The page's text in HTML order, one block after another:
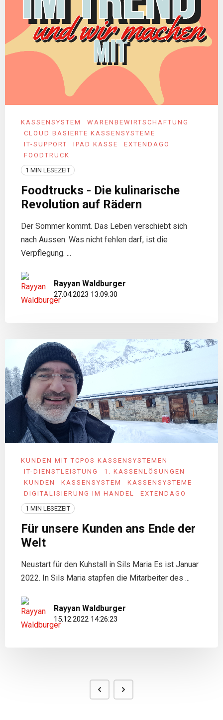
KASSENSYSTEM
WARENBEWIRTSCHAFTUNG
CLOUD BASIERTE KASSENSYSTEME
IT-SUPPORT
IPAD KASSE
EXTENDAGO
FOODTRUCK
1 MIN LESEZEIT
Foodtrucks - Die kulinarische
Revolution auf Rädern
Der Sommer kommt. Das Leben verschiebt sich
nach Aussen. Was nicht fehlen darf, ist die
Verpflegung. ...
Rayyan Waldburger
27.04.2023 13:09:30
KUNDEN MIT TCPOS KASSENSYSTEMEN
IT-DIENSTLEISTUNG
1. KASSENLÖSUNGEN
KUNDEN
KASSENSYSTEM
KASSENSYSTEME
DIGITALISIERUNG IM HANDEL
EXTENDAGO
1 MIN LESEZEIT
Für unsere Kunden ans Ende der
Welt
Neustart für den Kuhstall in Sils Maria Es ist Januar
2022. In Sils Maria stapfen die Mitarbeiter des ...
Rayyan Waldburger
15.12.2022 14:26:23